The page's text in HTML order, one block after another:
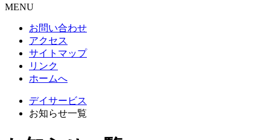
MENU
お問い合わせ
アクセス
サイトマップ
リンク
ホームへ
デイサービス
お知らせ一覧